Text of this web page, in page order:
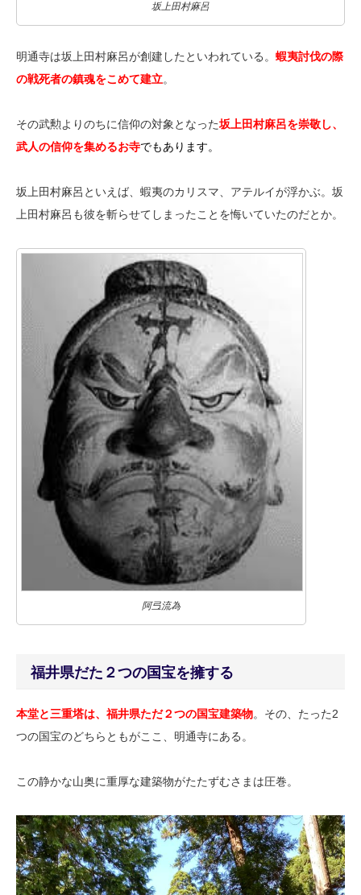
坂上田村麻呂
明通寺は坂上田村麻呂が創建したといわれている。 蝦夷討伐の際
の戦死者の鎮魂をこめて建立。
その武勲よりのちに信仰の対象となった坂上田村麻呂を崇敬し、
武人の信仰を集めるお寺でもあります。
坂上田村麻呂といえば、蝦夷のカリスマ、アテルイが浮かぶ。坂
上田村麻呂も彼を斬らせてしまったことを悔いていたのだとか。
阿弖流為
福井県だた２つの国宝を擁する
本堂と三重塔は、福井県ただ２つの国宝建築物。その、たった2
つの国宝のどちらともがここ、明通寺にある。
この静かな山奥に重厚な建築物がたたずむさまは圧巻。